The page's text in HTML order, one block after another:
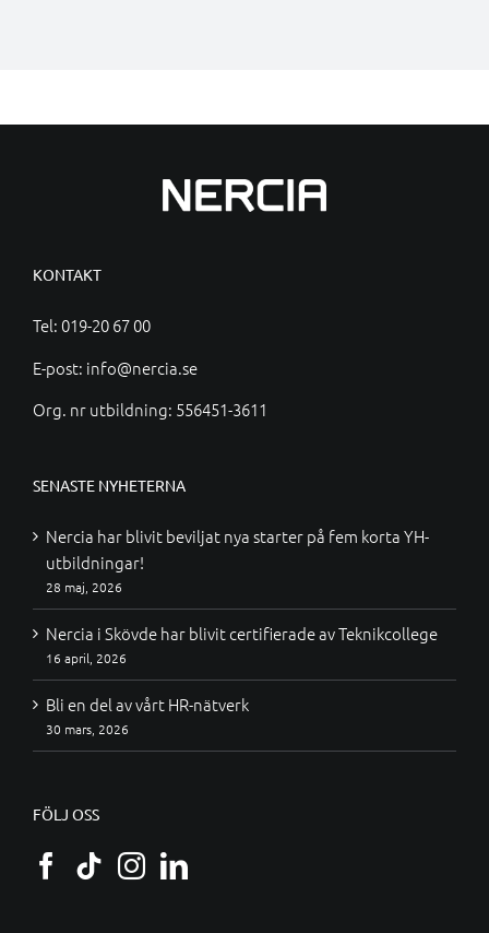
KONTAKT
Tel: 019-20 67 00
E-post: info@nercia.se
Org. nr utbildning: 556451-3611
SENASTE NYHETERNA
Nercia har blivit beviljat nya starter på fem korta YH-
utbildningar!
28 maj, 2026
Nercia i Skövde har blivit certifierade av Teknikcollege
16 april, 2026
Bli en del av vårt HR-nätverk
30 mars, 2026
FÖLJ OSS